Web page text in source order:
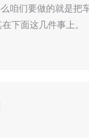
咱们要做的就是把
下面这几件事上。